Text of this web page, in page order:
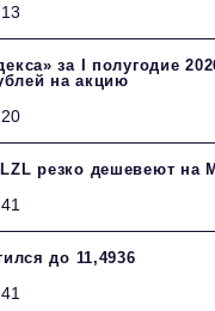
за I полугодие
на акцию
резко дешевеют на
до 11,4936